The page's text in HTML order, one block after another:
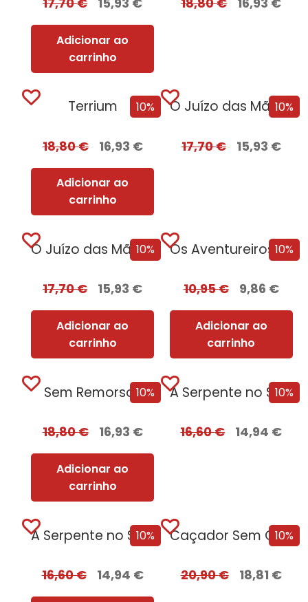
Adicionar ao
carrinho
10%
Terrium
18,80€ 16,93 €
Adicionar ao
carrinho
10%
O Juízo das Mãos – Volume 2...
17,70€ 15,93 €
10%
O Juízo das Mãos – Volume 2...
17,70€ 15,93 €
Adicionar ao
carrinho
10%
Os Aventureiros e os Caçadores de Relíquias
10,95€ 9,86 €
Adicionar ao
carrinho
10%
Sem Remorsos
18,80€ 16,93 €
Adicionar ao
carrinho
10%
A Serpente no Sótão + oferta O...
16,60€ 14,94 €
10%
A Serpente no Sótão
16,60€ 14,94 €
10%
Caçador Sem Coração Edição com EDGES
20,90€ 18,81 €